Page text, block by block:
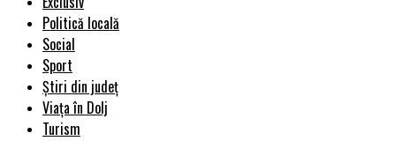
Politică locală
Social
Sport
Știri din județ
Viața în Dolj
Turism